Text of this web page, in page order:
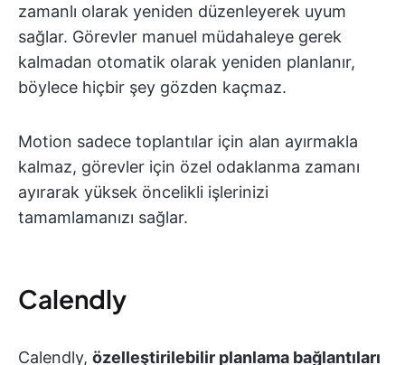
zamanlı olarak yeniden düzenleyerek uyum
sağlar. Görevler manuel müdahaleye gerek
kalmadan otomatik olarak yeniden planlanır,
böylece hiçbir şey gözden kaçmaz.
Motion sadece toplantılar için alan ayırmakla
kalmaz, görevler için özel odaklanma zamanı
ayırarak yüksek öncelikli işlerinizi
tamamlamanızı sağlar.
Calendly
Calendly, özelleştirilebilir planlama bağlantıları